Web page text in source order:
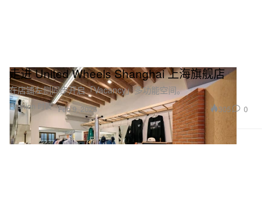
Fashion 时装
走进 United Wheels Shanghai 上海旗舰店
在店铺左侧同步开启「Vacancy」多功能空间。
Feb 9, 2026 305 0